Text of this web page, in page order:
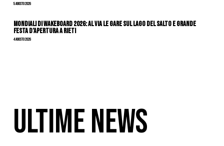
5 Agosto 2026
Mondiali di Wakeboard 2026: al via le gare sul Lago del Salto e grande
festa d’apertura a Rieti
4 Agosto 2026
ULTIME NEWS